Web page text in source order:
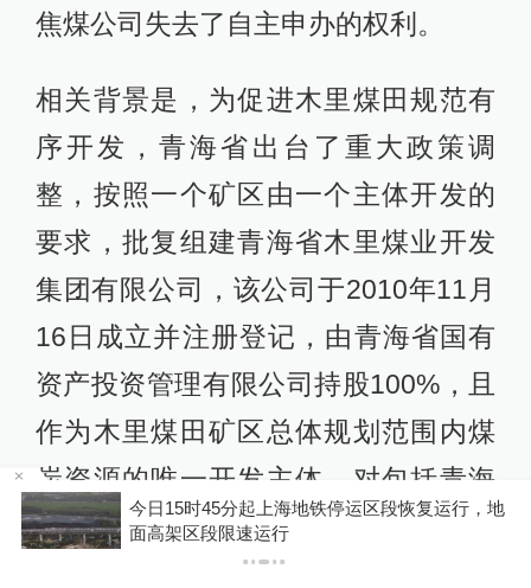
焦煤公司失去了自主申办的权利。
相关背景是，为促进木里煤田规范有
序开发，青海省出台了重大政策调
整，按照一个矿区由一个主体开发的
要求，批复组建青海省木里煤业开发
集团有限公司，该公司于2010年11月
16日成立并注册登记，由青海省国有
资产投资管理有限公司持股100%，且
作为木里煤田矿区总体规划范围内煤
炭资源的唯一开发主体，对包括青海
焦煤公司在内的六家开发企业进行重
停运区段恢复运行，地
驾校抱团涨价、协会牵头